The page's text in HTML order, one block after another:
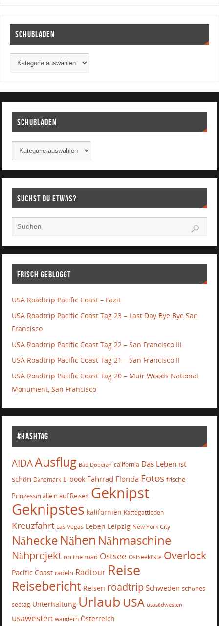
Schubladen
Schubladen
Suchst Du etwas?
Frisch gebloggt
USA Roadtrip Pacific Coast – Fazit
USA Roadtrip Pacific Coast Tag 23 – Last Day Bye Bye San
Francisco
USA Roadtrip Pacific Coast Tag 22 – San Francisco III
USA Roadtrip Pacific Coast Tag 21 – San Francisco II
USA Roadtrip Pacific Coast Tag 20 – Muir Woods National
Monument, San Francisco
#Hashtag
AIDAAusflug Bad Doberan california Das Leben ist
schön Dänemark E-book Fahrrad Florida Fotos frische
Prinzessin allein auf Reisen Geknipst
Geknipstes kalifornien Kattegattleden
Kreuzfahrt Las Vegas Leben Leipzig New York City
NäheckeNähen Nähmaschine
Nähprojekt on the road Ostsee Ostseeküste Overlock
Pacific Coast radeln Radtour Reise
Reisebericht Reisen roadtrip Schweden schönes
seetag Unterhaltung Urlaub USA usasüdwesten
usawesten wandern Österreich